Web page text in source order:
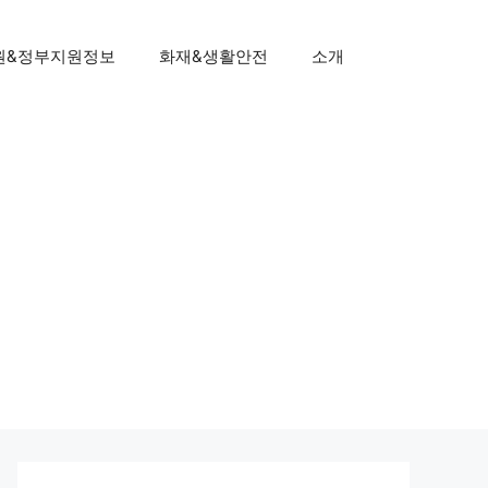
&정부지원정보 화재&생활안전 소개